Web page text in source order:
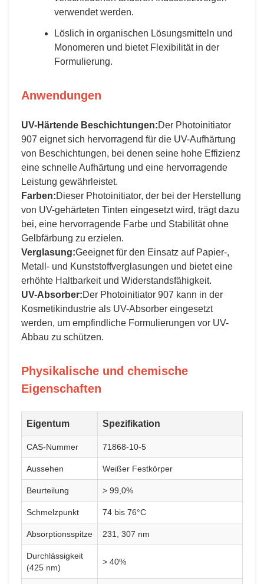
verwendet werden.
Löslich in organischen Lösungsmitteln und
Monomeren und bietet Flexibilität in der
Formulierung.
Anwendungen
UV-Härtende Beschichtungen:Der Photoinitiator
907 eignet sich hervorragend für die UV-Aufhärtung
von Beschichtungen, bei denen seine hohe Effizienz
eine schnelle Aufhärtung und eine hervorragende
Leistung gewährleistet.
Farben:Dieser Photoinitiator, der bei der Herstellung
von UV-gehärteten Tinten eingesetzt wird, trägt dazu
bei, eine hervorragende Farbe und Stabilität ohne
Gelbfärbung zu erzielen.
Verglasung:Geeignet für den Einsatz auf Papier-,
Metall- und Kunststoffverglasungen und bietet eine
erhöhte Haltbarkeit und Widerstandsfähigkeit.
UV-Absorber:Der Photoinitiator 907 kann in der
Kosmetikindustrie als UV-Absorber eingesetzt
werden, um empfindliche Formulierungen vor UV-
Abbau zu schützen.
Physikalische und chemische
Eigenschaften
Eigentum Spezifikation
CAS-Nummer 71868-10-5
Aussehen Weißer Festkörper
Beurteilung > 99,0%
Schmelzpunkt 74 bis 76°C
Absorptionsspitze 231, 307 nm
Durchlässigkeit
(425 nm)
> 40%